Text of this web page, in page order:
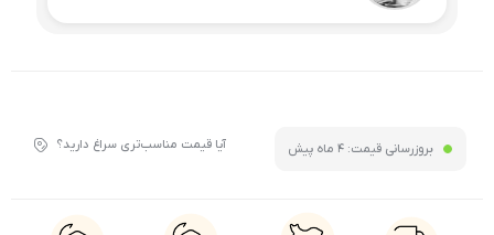
بروزرسانی قیمت: 4 ماه پیش آیا قیمت مناسب‌تری سراغ دارید؟